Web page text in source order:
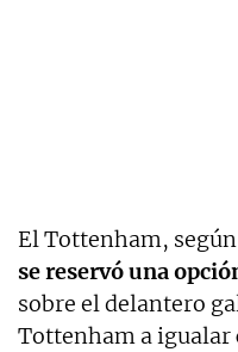
El Tottenham,
se reservó una
sobre el delantero
Tottenham a igualar